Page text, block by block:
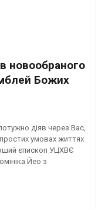
новообраного
Божих
діяв через Вас,
умовах життях
єпископ УЦХВЄ
Йео з